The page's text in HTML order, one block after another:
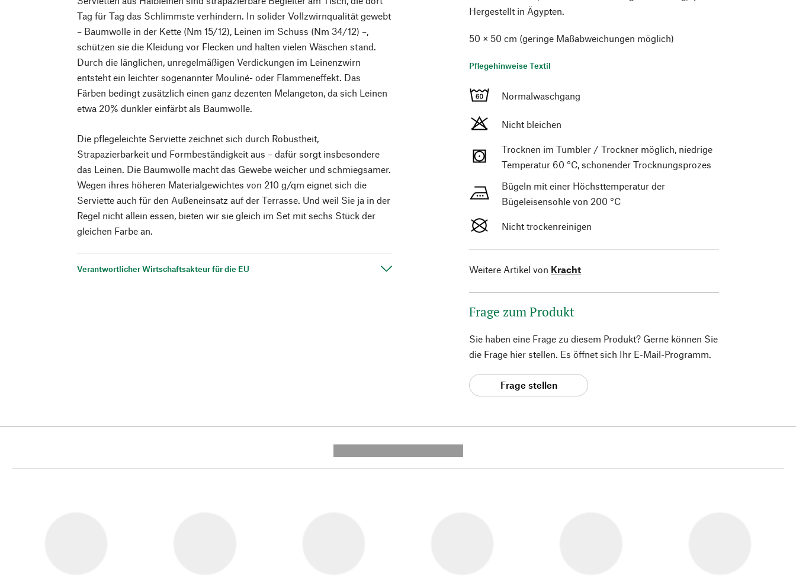
Tag für Tag das Schlimmste verhindern. In solider Vollzwirnqualität gewebt
– Baumwolle in der Kette (Nm 15/12), Leinen im Schuss (Nm 34/12) –,
schützen sie die Kleidung vor Flecken und halten vielen Wäschen stand.
Durch die länglichen, unregelmäßigen Verdickungen im Leinenzwirn
entsteht ein leichter sogenannter Mouliné- oder Flammeneffekt. Das
Färben bedingt zusätzlich einen ganz dezenten Melangeton, da sich Leinen
etwa 20% dunkler einfärbt als Baumwolle.
Die pflegeleichte Serviette zeichnet sich durch Robustheit,
Strapazierbarkeit und Formbeständigkeit aus – dafür sorgt insbesondere
das Leinen. Die Baumwolle macht das Gewebe weicher und schmiegsamer.
Wegen ihres höheren Materialgewichtes von 210 g/qm eignet sich die
Serviette auch für den Außeneinsatz auf der Terrasse. Und weil Sie ja in der
Regel nicht allein essen, bieten wir sie gleich im Set mit sechs Stück der
gleichen Farbe an.
Verantwortlicher Wirtschaftsakteur für die EU
Hergestellt in Ägypten.
50 × 50 cm (geringe Maßabweichungen möglich)
Pflegehinweise Textil
Normalwaschgang
Nicht bleichen
Trocknen im Tumbler / Trockner möglich, niedrige
Temperatur 60 °C, schonender Trocknungsprozes
Bügeln mit einer Höchsttemperatur der
Bügeleisensohle von 200 °C
Nicht trockenreinigen
Weitere Artikel von Kracht
Frage zum Produkt
Sie haben eine Frage zu diesem Produkt? Gerne können Sie
die Frage hier stellen. Es öffnet sich Ihr E-Mail-Programm.
Frage stellen